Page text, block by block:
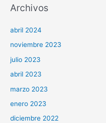
Archivos
abril 2024
noviembre 2023
julio 2023
abril 2023
marzo 2023
enero 2023
diciembre 2022